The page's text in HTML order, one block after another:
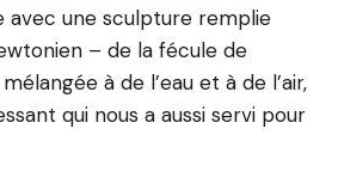
avec une sculpture remplie
– de la fécule de
à de l’eau et à de l’air,
qui nous a aussi servi pour